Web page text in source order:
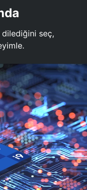
dilediğini seç,